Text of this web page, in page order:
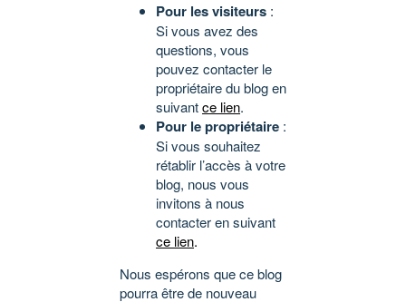
Pour les visiteurs :
Si vous avez des
questions, vous
pouvez contacter le
propriétaire du blog en
suivantce lien.
Pour le propriétaire :
Si vous souhaitez
rétablir l’accès à votre
blog, nous vous
invitons à nous
contacter en suivant
ce lien.
Nous espérons que ce blog
pourra être de nouveau